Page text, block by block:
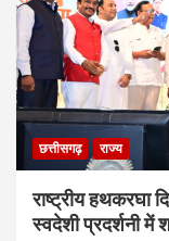
छत्तीसगढ़ राज्य
राष्ट्रीय हथकरघा
स्वदेशी प्रदर्शनी में